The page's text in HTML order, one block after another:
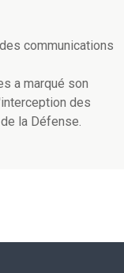
communications
a marqué son
des
la Défense.